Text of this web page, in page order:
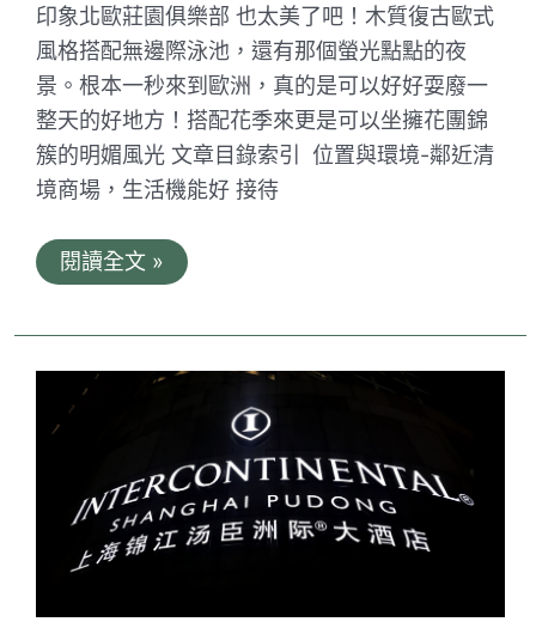
方
便
印象北歐莊園俱樂部 也太美了吧！木質復古歐式
風格搭配無邊際泳池，還有那個螢光點點的夜
景。根本一秒來到歐洲，真的是可以好好耍廢一
整天的好地方！搭配花季來更是可以坐擁花團錦
簇的明媚風光 文章目錄索引 位置與環境-鄰近清
境商場，生活機能好 接待
印
象
園
樂
部。
境
歐
閱讀全文 »